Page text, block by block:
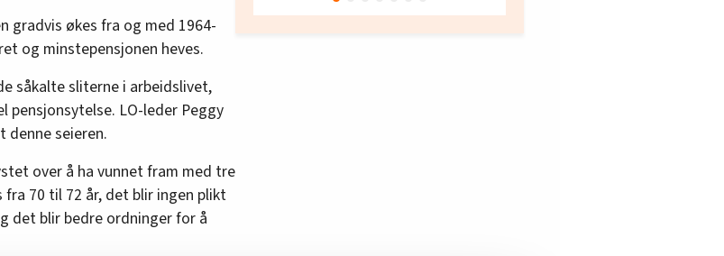
gradvis økes fra og med 1964-
og minstepensjonen heves.
såkalte sliterne i arbeidslivet,
pensjonsytelse. LO-leder Peggy
denne seieren.
over å ha vunnet fram med tre
fra 70 til 72 år, det blir ingen plikt
det blir bedre ordninger for å